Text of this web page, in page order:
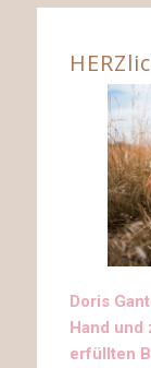
Doris
Hand und
erfüllten